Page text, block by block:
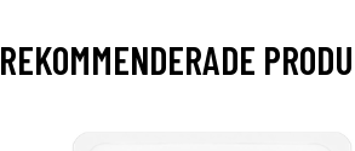
REKOMMENDERADE